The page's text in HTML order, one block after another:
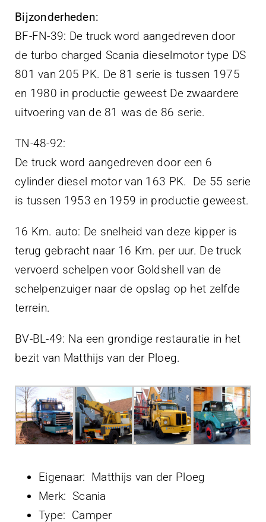
Bijzonderheden:
BF-FN-39: De truck word aangedreven door
de turbo charged Scania dieselmotor type DS
801 van 205 PK. De 81 serie is tussen 1975
en 1980 in productie geweest De zwaardere
uitvoering van de 81 was de 86 serie.
TN-48-92:
De truck word aangedreven door een 6
cylinder diesel motor van 163 PK. De 55 serie
is tussen 1953 en 1959 in productie geweest.
16 Km. auto: De snelheid van deze kipper is
terug gebracht naar 16 Km. per uur. De truck
vervoerd schelpen voor Goldshell van de
schelpenzuiger naar de opslag op het zelfde
terrein.
BV-BL-49: Na een grondige restauratie in het
bezit van Matthijs van der Ploeg.
Eigenaar: Matthijs van der Ploeg
Merk: Scania
Type: Camper